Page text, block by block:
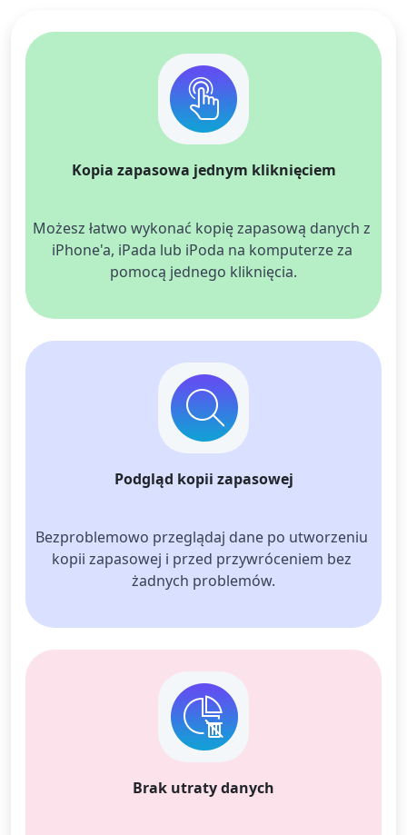
Kopia zapasowa jednym kliknięciem
Możesz łatwo wykonać kopię zapasową danych z
iPhone'a, iPada lub iPoda na komputerze za
pomocą jednego kliknięcia.
Podgląd kopii zapasowej
Bezproblemowo przeglądaj dane po utworzeniu
kopii zapasowej i przed przywróceniem bez
żadnych problemów.
Brak utraty danych